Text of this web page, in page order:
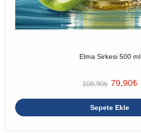
Elma Sirkesi 500 ml
108,90₺ 79,90₺
Sepete Ekle